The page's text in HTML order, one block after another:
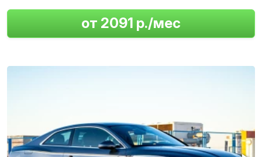
от 2091 р./мес